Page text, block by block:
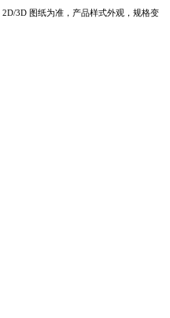
3D 图纸为准，产品样式外观，规格变